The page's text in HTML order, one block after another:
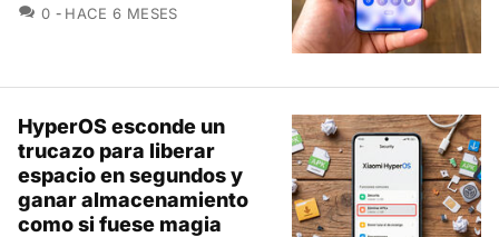
0 COMENTARIOS
HACE 6 MESES
HyperOS esconde un
trucazo para liberar
espacio en segundos y
ganar almacenamiento
como si fuese magia